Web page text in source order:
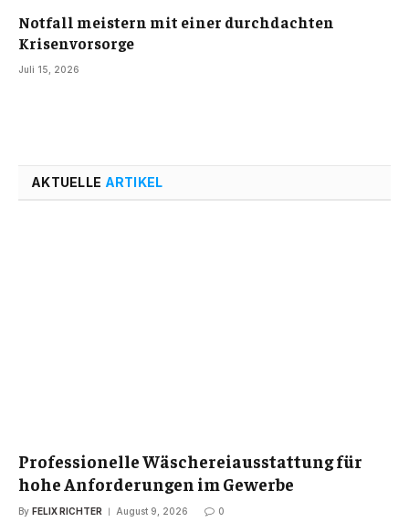
Notfall meistern mit einer durchdachten
Krisenvorsorge
Juli 15, 2026
AKTUELLE ARTIKEL
Professionelle Wäschereiausstattung für
hohe Anforderungen im Gewerbe
By FELIX RICHTER August 9, 2026 0